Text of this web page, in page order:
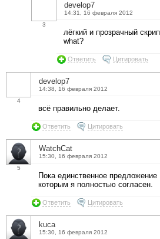
3
develop7
14:31, 16 февраля 2012
лёгкий и прозрачный
what?
Ответить Цитировать
4
develop7
14:38, 16 февраля 2012
всё правильно делает.
Ответить Цитировать
5
WatchCat
15:30, 16 февраля 2012
Пока единственное предложение
которым я полностью согласен.
Ответить Цитировать
kuca
15:30, 16 февраля 2012